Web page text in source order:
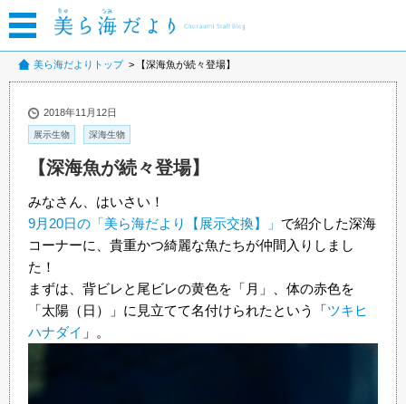
美ら海だよりトップ 【深海魚が続々登場】
2018年11月12日
展示生物 深海生物
【深海魚が続々登場】
みなさん、はいさい！
9月20日の「美ら海だより【展示交換】」 で紹介した深海
コーナーに、貴重かつ綺麗な魚たちが仲間入りしまし
た！
まずは、背ビレと尾ビレの黄色を「月」、体の赤色を
「太陽（日）」に見立てて名付けられたという「ツキヒ
ハナダイ 」。